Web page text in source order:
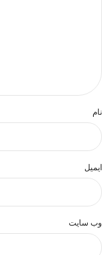
نام
ایمیل
وب‌ سایت